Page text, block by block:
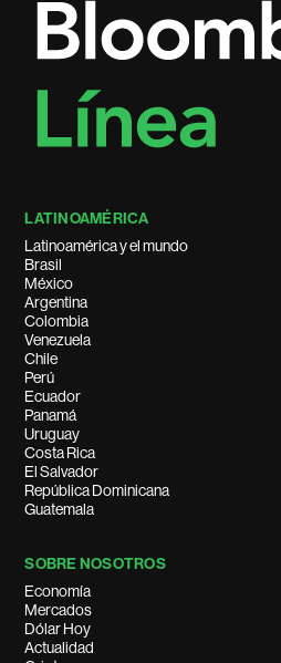
LATINOAMÉRICA
Latinoamérica y el mundo
Brasil
México
Argentina
Colombia
Venezuela
Chile
Perú
Ecuador
Panamá
Uruguay
Costa Rica
El Salvador
República Dominicana
Guatemala
SOBRE NOSOTROS
Economía
Mercados
Dólar Hoy
Actualidad